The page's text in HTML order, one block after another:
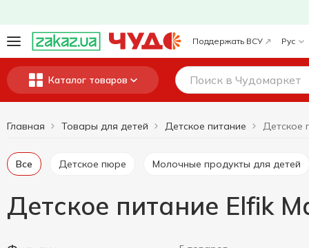
Поддержать ВСУ Рус
Каталог товаров
Главная Товары для детей Детское питание
Все Детское пюре Молочные продукты для детей
Детское питание Elfik